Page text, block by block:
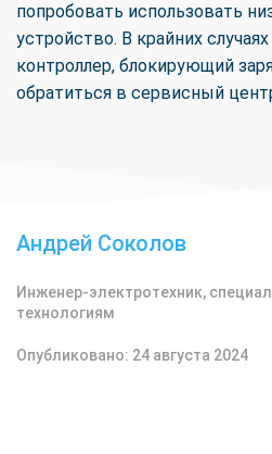
попробовать использовать
устройство. В крайних
контроллер, блокирующий
обратиться в сервисный
Андрей Соколов
Инженер-электротехник,
технологиям
Опубликовано: 24 августа 2024